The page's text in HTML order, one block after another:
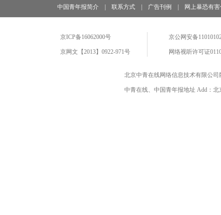
中国青年报简介 联系方式 广告刊例 网上暴恐有
京ICP备16062000号
京网文【2013】0922-971号
京公网安备
网络视听许可证
北京中青在线网络信息技术有限公
中青在线、中国青年报地址 Add：北